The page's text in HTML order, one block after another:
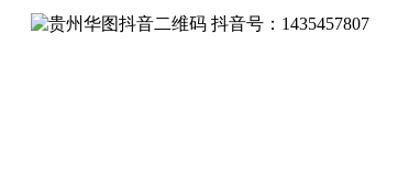
抖音号：1435457807